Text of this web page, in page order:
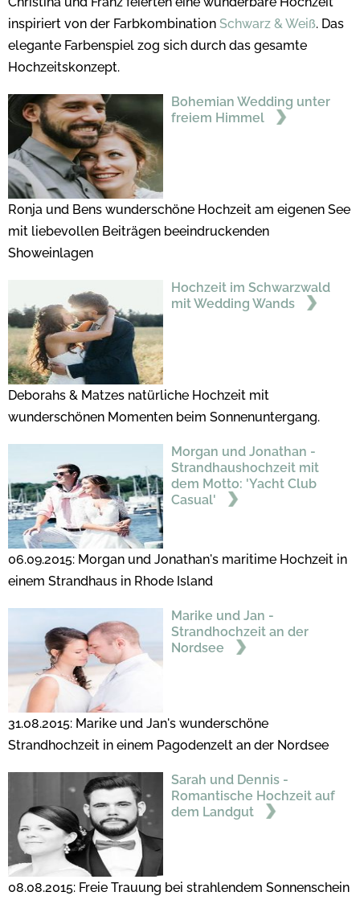
inspiriert von der Farbkombination Schwarz & Weiß. Das
elegante Farbenspiel zog sich durch das gesamte
Hochzeitskonzept.
Bohemian Wedding unter
freiem Himmel
Ronja und Bens wunderschöne Hochzeit am eigenen See
mit liebevollen Beiträgen beeindruckenden
Showeinlagen
Hochzeit im Schwarzwald
mit Wedding Wands
Deborahs & Matzes natürliche Hochzeit mit
wunderschönen Momenten beim Sonnenuntergang.
Morgan und Jonathan -
Strandhaushochzeit mit
dem Motto: 'Yacht Club
Casual'
06.09.2015: Morgan und Jonathan's maritime Hochzeit in
einem Strandhaus in Rhode Island
Marike und Jan -
Strandhochzeit an der
Nordsee
31.08.2015: Marike und Jan's wunderschöne
Strandhochzeit in einem Pagodenzelt an der Nordsee
Sarah und Dennis -
Romantische Hochzeit auf
dem Landgut
08.08.2015: Freie Trauung bei strahlendem Sonnenschein